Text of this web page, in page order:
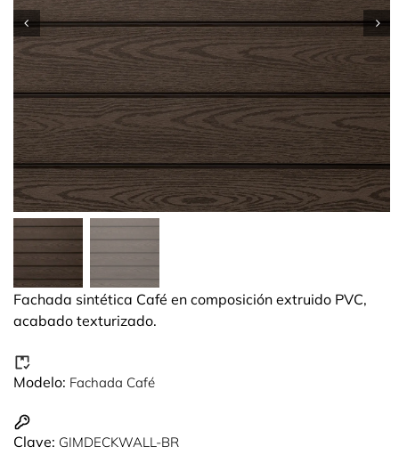
Fachada sintética Café en composición extruido PVC,
acabado texturizado.
Modelo: Fachada Café
Clave: GIMDECKWALL-BR